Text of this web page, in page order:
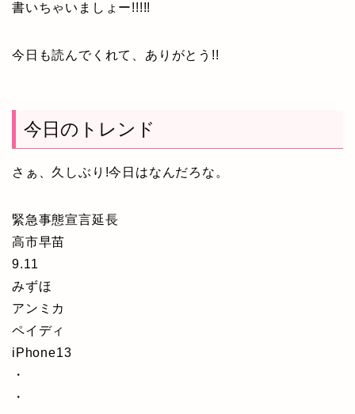
書いちゃいましょー!!!!!
今日も読んでくれて、ありがとう!!
今日のトレンド
さぁ、久しぶり!今日はなんだろな。
緊急事態宣言延長
高市早苗
9.11
みずほ
アンミカ
ペイディ
iPhone13
・
・